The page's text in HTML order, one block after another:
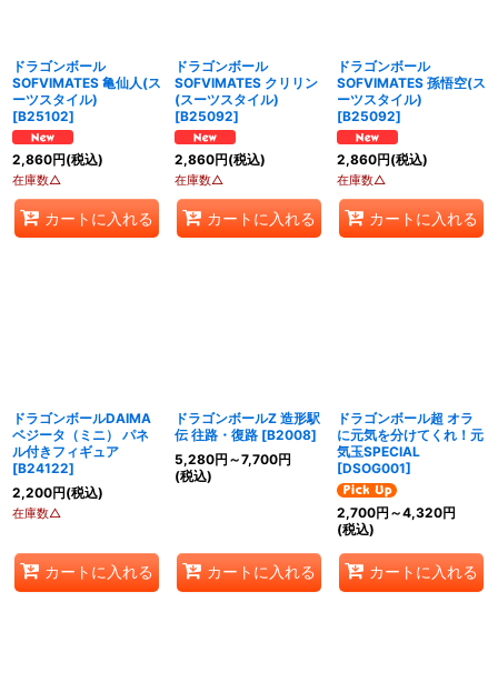
ドラゴンボール
SOFVIMATES 亀仙人(ス
ーツスタイル)
[B25102]
2,860円(税込)
在庫数△
カートに入れる
ドラゴンボール
SOFVIMATES クリリン
(スーツスタイル)
[B25092]
2,860円(税込)
在庫数△
カートに入れる
ドラゴンボール
SOFVIMATES 孫悟空(ス
ーツスタイル)
[B25092]
2,860円(税込)
在庫数△
カートに入れる
ドラゴンボールDAIMA
ベジータ（ミニ） パネ
ル付きフィギュア
[B24122]
2,200円(税込)
在庫数△
カートに入れる
ドラゴンボールZ 造形駅
伝 往路・復路 [B2008]
5,280円 ～7,700円
(税込)
カートに入れる
ドラゴンボール超 オラ
に元気を分けてくれ！元
気玉SPECIAL
[DSOG001]
2,700円 ～4,320円
(税込)
カートに入れる